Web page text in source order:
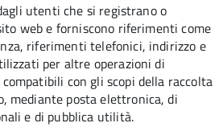
utenti che si registrano o
web e forniscono riferimenti come
riferimenti telefonici, indirizzo e
per altre operazioni di
con gli scopi della raccolta
mediante posta elettronica, di
e di pubblica utilità.